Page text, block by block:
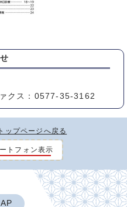
クス：0577-35-3162
トップページへ戻る
トフォン表示